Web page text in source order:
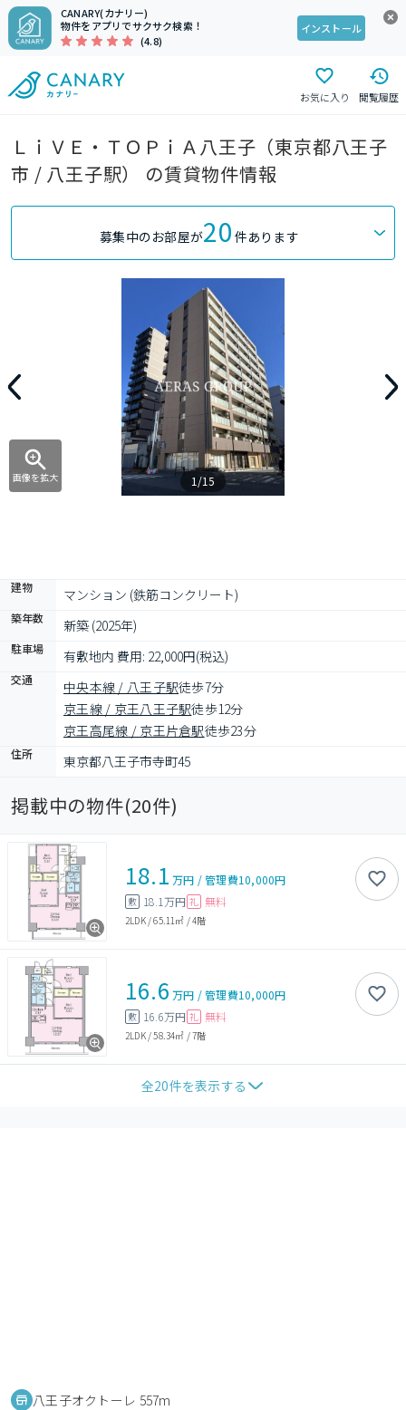
CANARY(カナリー)
物件をアプリでサクサク検索！
(4.8)
インストール
お気に入り 閲覧履歴
ＬｉＶＥ・ＴＯＰｉＡ八王子（東京都八王子
市 / 八王子駅） の賃貸物件情報
募集中のお部屋が20 件あります
画像を拡大 1/15
建物 マンション (鉄筋コンクリート)
築年数 新築 (2025年)
駐車場 有敷地内 費用: 22,000円(税込)
交通 中央本線 / 八王子駅徒歩7分
京王線 / 京王八王子駅徒歩12分
京王高尾線 / 京王片倉駅徒歩23分
住所 東京都八王子市寺町45
掲載中の物件(20件)
18.1 万円 /管理費10,000円
敷 18.1万円 礼 無料
2LDK/65.11㎡ /4階
16.6 万円 /管理費10,000円
敷 16.6万円 礼 無料
2LDK/58.34㎡ /7階
全20件を表示する
八王子オクトーレ 557m